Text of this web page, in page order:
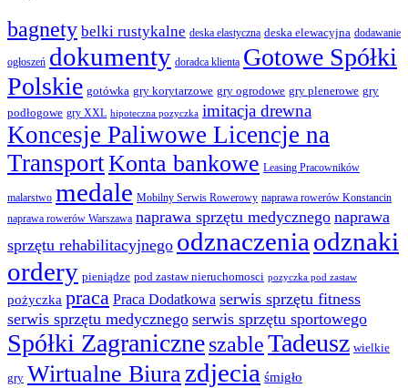
bagnety belki rustykalne deska elastyczna deska elewacyjna dodawanie
ogłoszeń dokumenty doradca klienta Gotowe Spółki
Polskie gotówka gry korytarzowe gry ogrodowe gry plenerowe gry
podłogowe gry XXL hipoteczna pozyczka imitacja drewna
Koncesje Paliwowe Licencje na
TransportKonta bankowe Leasing Pracowników
malarstwo medale Mobilny Serwis Rowerowy naprawa rowerów Konstancin
naprawa rowerów Warszawa naprawa sprzętu medycznego naprawa
sprzętu rehabilitacyjnego odznaczenia odznaki
ordery pieniądze pod zastaw nieruchomosci pozyczka pod zastaw
pożyczka praca Praca Dodatkowa serwis sprzętu fitness
serwis sprzętu medycznego serwis sprzętu sportowego
Spółki ZagraniczneszableTadeusz wielkie
gry Wirtualne Biurazdjecia śmigło